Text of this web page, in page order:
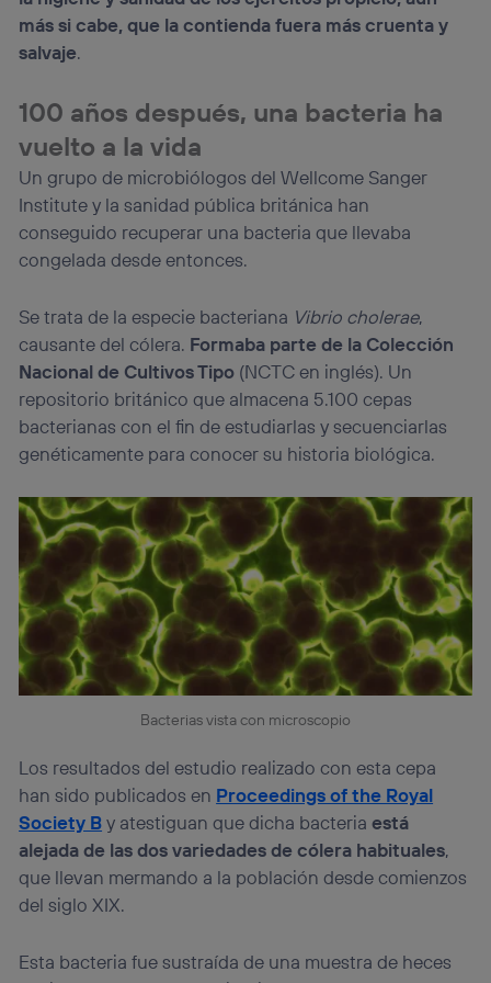
más si cabe, que la contienda fuera más cruenta y
salvaje.
100 años después, una bacteria ha
vuelto a la vida
Un grupo de microbiólogos del Wellcome Sanger
Institute y la sanidad pública británica han
conseguido recuperar una bacteria que llevaba
congelada desde entonces.
Se trata de la especie bacteriana Vibrio cholerae,
causante del cólera. Formaba parte de la Colección
Nacional de Cultivos Tipo (NCTC en inglés). Un
repositorio británico que almacena 5.100 cepas
bacterianas con el fin de estudiarlas y secuenciarlas
genéticamente para conocer su historia biológica.
Bacterias vista con microscopio
Los resultados del estudio realizado con esta cepa
han sido publicados en Proceedings of the Royal
Society By atestiguan que dicha bacteriaestá
alejada de las dos variedades de cólera habituales,
que llevan mermando a la población desde comienzos
del siglo XIX.
Esta bacteria fue sustraída de una muestra de heces
Si utilizas unaconexión de banda ancha(p. ej., Wi-Fi),
el marketing o análisis se realizará en función de las
actividades de navegación de los miembros del hogar
Si utilizasdatos móviles, el marketing será más
personalizado, ya que se basará únicamente en la
navegación del usuario del móvil.
Puedes gestionar los consentimientos Utiq seleccionando
“Administrar Utiq” en la parte inferior de esta página web o
visitando el
portal de privacidad de Utiq
(“consenthub”). Para más información, consulta
la política de privacidad de Utiq